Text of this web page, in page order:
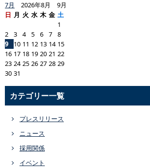
7月
2026年8月 9月
日 月 火 水 木 金 土
1
2
3 4 5 6 7
8
9
10 11 12 13 14 15
16 17 18 19 20 21 22
23 24 25 26 27 28 29
30 31
カテゴリー一覧
プレスリリース
ニュース
採用関係
イベント